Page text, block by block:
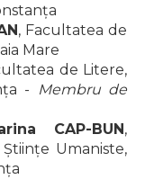
, Facultatea de
Mare
de Litere,
-
Membru de
CAP-BUN,
Umaniste,